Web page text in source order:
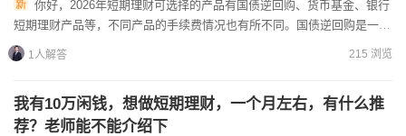
短期理财产品等，不同产品的手续费情况也有所不同。国债逆回购是一种
短期的贷款方式，安全性较高，其手续费一般根据交易金额和期...
1人解答 215 浏览
我有10万闲钱，想做短期理财，一个月左右，有什么推
荐？老师能不能介绍下